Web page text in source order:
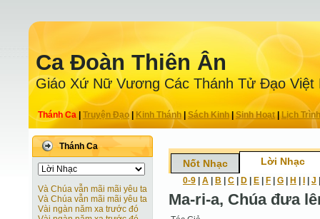
Ca Ðoàn Thiên Ân
Giáo Xứ Nữ Vương Các Thánh Tử Ðạo Việt
Thánh Ca Truyện Ðạo| Kinh Thánh Sách Kinh|Sinh Hoạt| Lịch Trình
Thánh Ca
Và Chúa vẫn mãi mãi yêu ta
Và Chúa vẫn mãi mãi yêu ta
Vài ngàn năm xa trước đó
Nốt Nhạc Lời Nhạc
0-9 A B C D E F G H J
Ma-ri-a, Chúa đưa